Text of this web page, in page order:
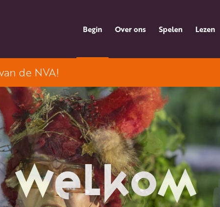
Begin Over ons Spelen Lezen
de NVA!
welkom